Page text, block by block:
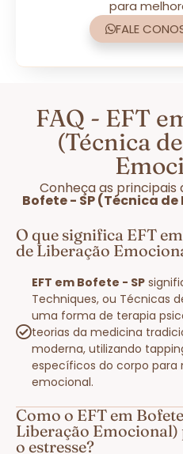
para
FALE
FAQ - EFT
(Técnica
Conheça as principais
Bofete - SP (Técnica
O que significa EFT
de Liberação
EFT em Bofete - SP
Techniques, ou Técnicas
uma forma de terapia
teorias da medicina
moderna, utilizando
específicos do corpo
emocional.
Como o EFT em
Liberação
o estresse?